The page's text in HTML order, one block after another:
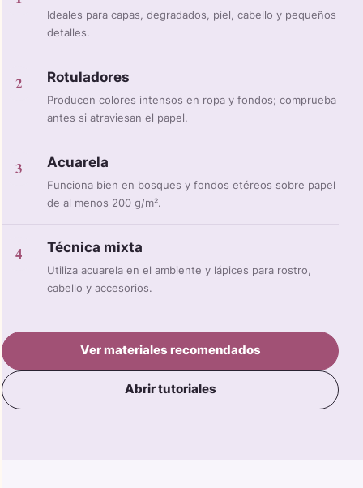
Ideales para capas, degradados, piel, cabello y pequeños
detalles.
2 Rotuladores
Producen colores intensos en ropa y fondos; comprueba
antes si atraviesan el papel.
3 Acuarela
Funciona bien en bosques y fondos etéreos sobre papel
de al menos 200 g/m².
4 Técnica mixta
Utiliza acuarela en el ambiente y lápices para rostro,
cabello y accesorios.
Ver materiales recomendados
Abrir tutoriales